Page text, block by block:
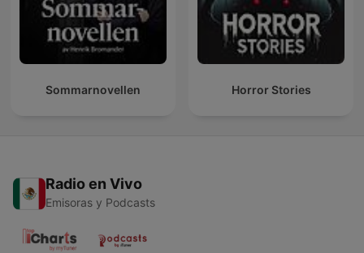
Sommarnovellen Horror Stories
Radio en Vivo
Emisoras y Podcasts